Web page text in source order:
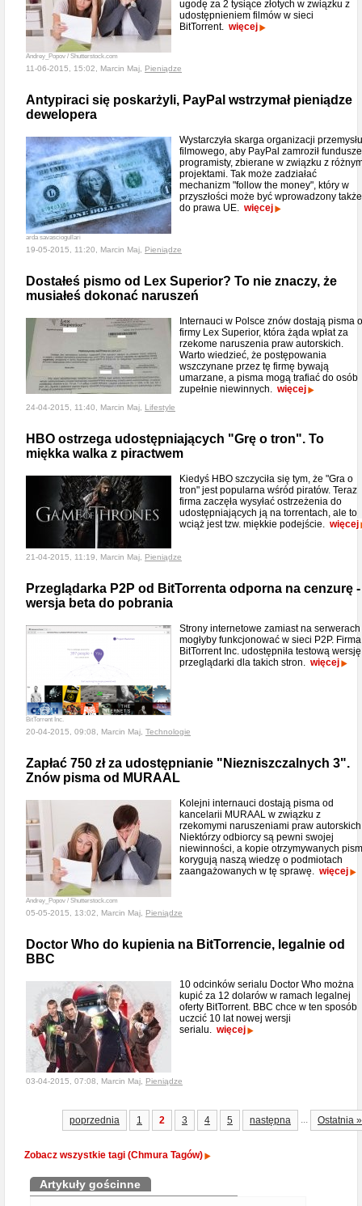
Andrey_Popov / Shutterstock.com
ugodę za 2 tysiące złotych w związku z
udostępnieniem filmów w sieci
BitTorrent. więcej
11-06-2015, 15:02, Marcin Maj, Pieniądze
Antypiraci się poskarżyli, PayPal wstrzymał pieniądze
dewelopera
arda savasciogullari
Wystarczyła skarga organizacji przemysłu
filmowego, aby PayPal zamroził fundusze
programisty, zbierane w związku z
projektami. Tak może zadziałać
mechanizm "follow the money", który w
przyszłości może być wprowadzony także
do prawa UE. więcej
19-05-2015, 11:20, Marcin Maj, Pieniądze
Dostałeś pismo od Lex Superior? To nie znaczy, że
musiałeś dokonać naruszeń
Internauci w Polsce znów dostają pisma
firmy Lex Superior, która żąda wpłat za
rzekome naruszenia praw autorskich.
Warto wiedzieć, że postępowania
wszczynane przez tę firmę bywają
umarzane, a pisma mogą trafiać do osób
zupełnie niewinnych. więcej
24-04-2015, 11:40, Marcin Maj, Lifestyle
HBO ostrzega udostępniających "Grę o tron". To
miękka walka z piractwem
Kiedyś HBO szczyciła się tym, że "Gra o
tron" jest popularna wśród piratów. Teraz
firma zaczęła wysyłać ostrzeżenia do
udostępniających ją na torrentach, ale to
wciąż jest tzw. miękkie podejście. więcej
21-04-2015, 11:19, Marcin Maj, Pieniądze
Przeglądarka P2P od BitTorrenta odporna na cenzurę -
wersja beta do pobrania
BitTorrent Inc.
Strony internetowe zamiast na serwerach
mogłyby funkcjonować w sieci P2P. Firma
BitTorrent Inc. udostępniła testową wersję
przeglądarki dla takich stron. więcej
20-04-2015, 09:08, Marcin Maj, Technologie
Zapłać 750 zł za udostępnianie "Niezniszczalnych 3".
Znów pisma od MURAAL
Andrey_Popov / Shutterstock.com
Kolejni internauci dostają pisma od
kancelarii MURAAL w związku z
rzekomymi naruszeniami praw
Niektórzy odbiorcy są pewni swojej
niewinności, a kopie otrzymywanych pism
korygują naszą wiedzę o podmiotach
zaangażowanych w tę sprawę. więcej
05-05-2015, 13:02, Marcin Maj, Pieniądze
Doctor Who do kupienia na BitTorrencie, legalnie od
BBC
10 odcinków serialu Doctor Who można
kupić za 12 dolarów w ramach legalnej
oferty BitTorrent. BBC chce w ten sposób
uczcić 10 lat nowej wersji
serialu. więcej
03-04-2015, 07:08, Marcin Maj, Pieniądze
poprzednia 1 2 3 4 5 następna ... Ostatnia »
Zobacz wszystkie tagi (Chmura Tagów)
Artykuły gościnne